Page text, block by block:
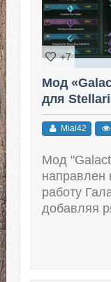
+7
Мод
для
Mial42
Мод
направлен
работу
добавляя